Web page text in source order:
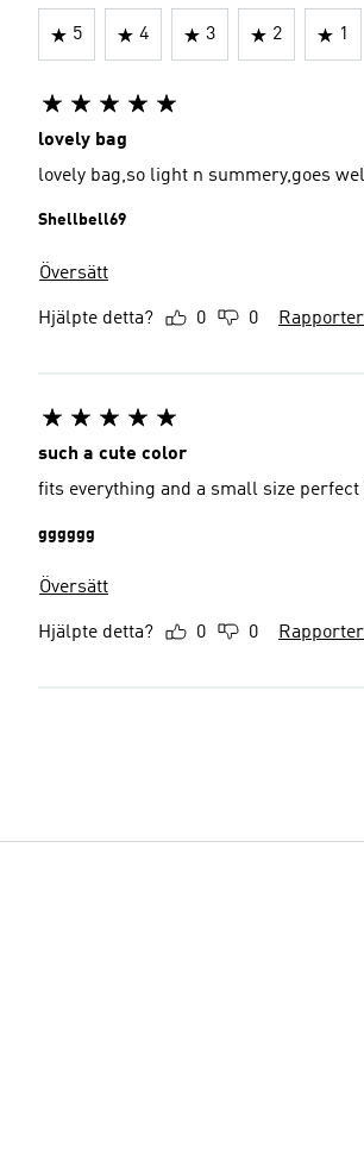
5 4 3 2 1
lovely bag
lovely bag,so light n summery,goes
Shellbell69
Översätt
Hjälpte detta? 0 0
such a cute color
fits everything and a small size perfect
gggggg
Översätt
Hjälpte detta? 0 0